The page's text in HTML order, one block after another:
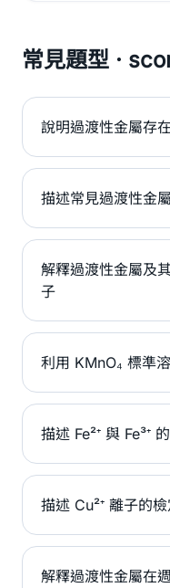
常見題型 ·
說明過渡性金屬存
描述常見過渡性金
解釋過渡性金屬及
子
利用 KMnO₄ 標準
描述 Fe²⁺ 與 Fe³⁺
描述 Cu²⁺ 離子的
解釋過渡性金屬在